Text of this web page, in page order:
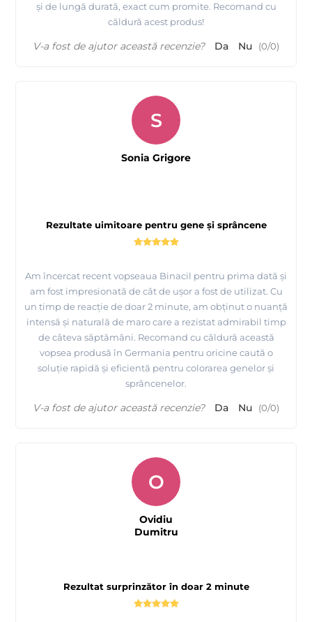
și de lungă durată, exact cum promite. Recomand cu
căldură acest produs!
V-a fost de ajutor această recenzie? Da Nu (0/0)
Rezultate uimitoare pentru gene și sprâncene
Am încercat recent vopseaua Binacil pentru prima dată și
am fost impresionată de cât de ușor a fost de utilizat. Cu
un timp de reacție de doar 2 minute, am obținut o nuanță
intensă și naturală de maro care a rezistat admirabil timp
de câteva săptămâni. Recomand cu căldură această
vopsea produsă în Germania pentru oricine caută o
soluție rapidă și eficientă pentru colorarea genelor și
sprâncenelor.
S
Sonia Grigore
V-a fost de ajutor această recenzie? Da Nu (0/0)
Rezultat surprinzător în doar 2 minute
O
Ovidiu
Dumitru